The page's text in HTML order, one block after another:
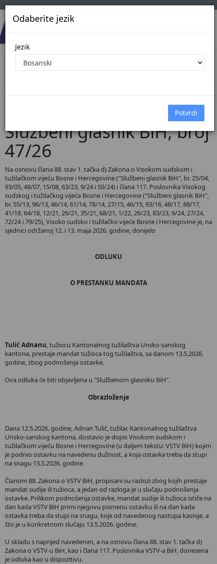
Odaberite jezik
Jezik
Pregled Dokumenata| Broj 47/26
Službeni glasnik BiH, broj
47/26
Na osnovu člana 88. stav 1. tačka d) Zakona o Visokom sudskom i
tužilačkom vijeću Bosne i Hercegovine ("Službeni glasnik BiH", br. 25/04,
93/05, 48/07, 15/08, 63/23, 9/24 i 50/24) i člana 117. Poslovnika Visokog
sudskog i tužilačkog vijeća Bosne i Hercegovine ("Službeni glasnik BiH",
br. 55/13, 96/13, 46/14, 61/14, 78/14, 27/15, 46/15, 93/16, 48/17, 88/17,
41/18, 64/18, 12/21, 26/21, 35/21, 68/21, 1/22, 26/23, 83/23, 9/24, 27/24,
72/24 i 79/25), Visoko sudsko i tužilačko vijeće Bosne i Hercegovine je, na
sjednici održanoj 12. i 13. maja 2026. godine, donijelo
ODLUKU
O PRESTANKU MANDATA
Tulić Adnanu, tužiocu Kantonalnog tužilaštva Unsko-sanskog
kantona, prestaje mandat tužioca tog tužilaštva, sa danom 13.5.2026.
godine, zbog podnošenja ostavke.
Ova odluka će biti objavljena u "Službenom glasniku BiH".
Obrazloženje
Dana 12.5.2026. godine, Adnan Tulić, tužilac Kantonalnog tužilaštva
Unsko-sanskog kantona, dostavio je dopis Visokom sudskom i
tužilačkom vijeću Bosne i Hercegovine (u daljem tekstu: VSTV BiH) kojim
je podnio ostavku na navedenu dužnost, a koja ostavka treba da stupi
na snagu 13.5.2026. godine.
Članom 88. Zakona o VSTV BiH, propisani su razlozi zbog kojih prestaje
mandat sudije ili tužioca, a jedan od razloga je u slučaju podnošenja
ostavke. Prilikom podnošenja ostavke, mandat sudije ili tužioca ističe na
dan kada VSTV BiH primi njegovu pismenu ostavku ili na dan kada
ostavka treba da stupi na snagu, koje od navedenog nastupa kasnije, a
što je u konkretnom slučaju 13.5.2026. godine.
U skladu s naprijed navedenim, a na osnovu člana 88. stav 1. tačka d)
Zakona o VSTV-u BiH, kao i člana 117. Poslovnika VSTV-a BiH, donesena
je odluka kao u dispozitivu.